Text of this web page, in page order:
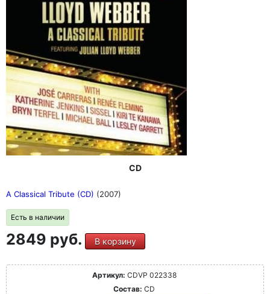
CD
A Classical Tribute (CD) (2007)
Есть в наличии
2849 руб. В корзину
Артикул: CDVP 022338
Состав: CD